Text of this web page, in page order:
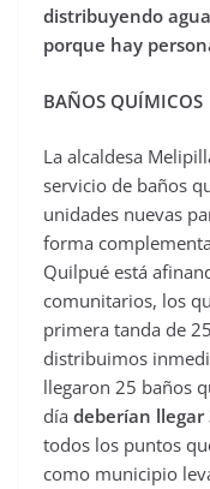
distribuyendo
porque hay
BAÑOS QUÍMICOS
La alcaldesa
servicio de baños
unidades nuevas
forma
Quilpué está
comunitarios, los
primera tanda de
distribuimos
llegaron 25 baños
día deberían llegar
todos los puntos
como municipio